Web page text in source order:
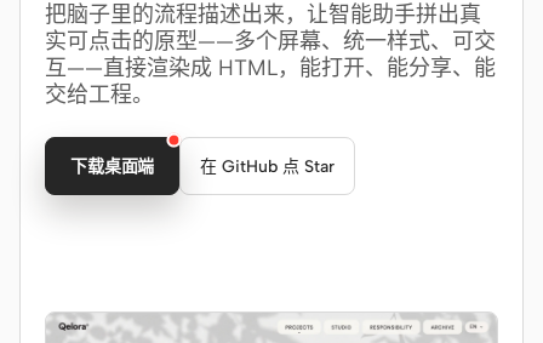
Open Design Plugin
AGENT
Codex
Cursor Agent
Claude Code
把脑子里的流程描述出来，让智能助手拼出真
实可点击的原型——多个屏幕、统一样式、可交
互——直接渲染成 HTML，能打开、能分享、能
交给工程。
下载桌面端 在 GitHub 点 Star